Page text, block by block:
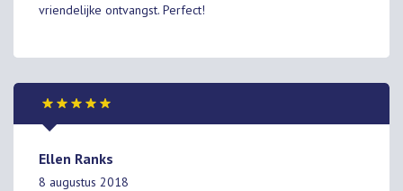
vriendelijke ontvangst. Perfect!
Ellen Ranks
8 augustus 2018